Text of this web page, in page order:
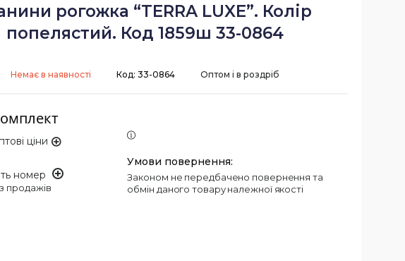
рогожка “TERRA LUXE”. Колір
попелястий. Код 1859ш 33-0864
Немає в наявності Оптом і в роздріб
Код: 33-0864
ціни
номер
продажів
Законом не передбачено повернення та
обмін даного товару належної якості